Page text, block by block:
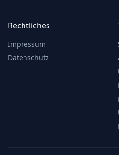
Rechtliches
Impressum
Datenschutz